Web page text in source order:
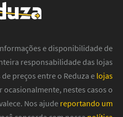
e disponibilidade de
responsabilidade das lojas
preços entre o Reduza e lojas
ocasionalmente, nestes casos o
Nos ajude reportando um